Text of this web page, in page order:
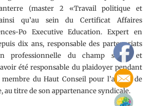
(master 2 «Travail politique et
qu’au sein du Certificat Affaires
Po Executive Education. Expert en
dix ans, responsable des partenariats
professionnelle du champ social et
été responsable du plaidoyer pendant
du Haut Conseil pour l’avenir de
au titre de son appartenance syndicale.